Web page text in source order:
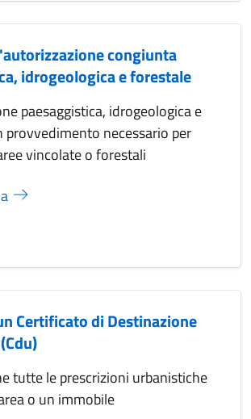
congiunta
idrogeologica e forestale
paesaggistica, idrogeologica e
provvedimento necessario per
vincolate o forestali
Certificato di Destinazione
tutte le prescrizioni urbanistiche
o un immobile